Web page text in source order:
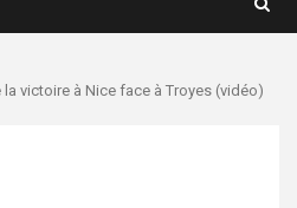
victoire à Nice face à Troyes (vidéo)